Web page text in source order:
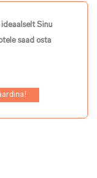
ideaalselt Sinu
saad osta